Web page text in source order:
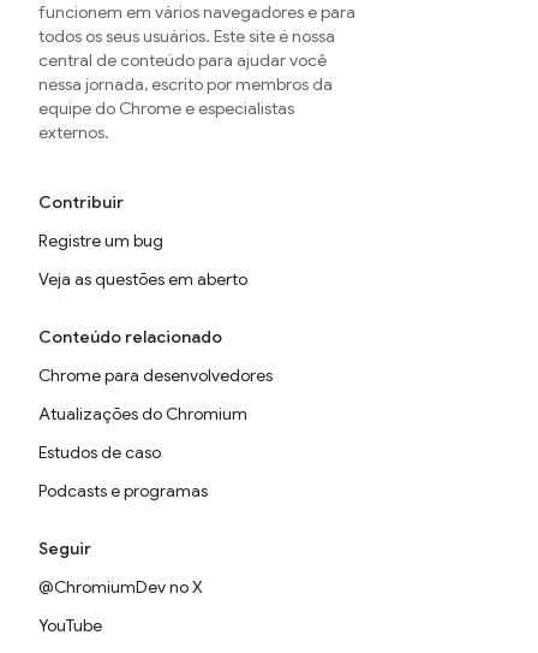
funcionem em vários navegadores e para
todos os seus usuários. Este site é nossa
central de conteúdo para ajudar você
nessa jornada, escrito por membros da
equipe do Chrome e especialistas
externos.
Contribuir
Registre um bug
Veja as questões em aberto
Conteúdo relacionado
Chrome para desenvolvedores
Atualizações do Chromium
Estudos de caso
Podcasts e programas
Seguir
@ChromiumDev no X
YouTube